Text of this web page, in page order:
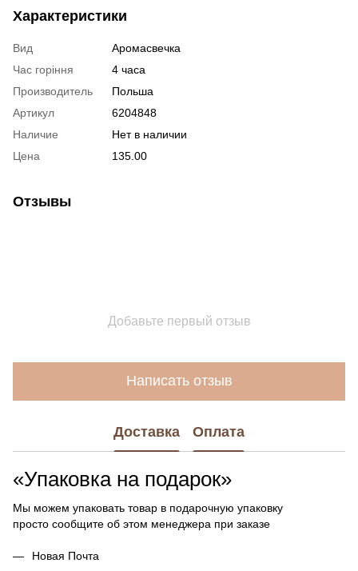
Характеристики
Вид
Аромасвечка
Час горіння
4 часа
Производитель
Польша
Артикул
6204848
Наличие
Нет в наличии
Цена
135.00
Отзывы
Добавьте первый отзыв
Написать отзыв
Доставка Оплата
«Упаковка на подарок»
Мы можем упаковать товар в подарочную упаковку
просто сообщите об этом менеджера при заказе
Новая Почта